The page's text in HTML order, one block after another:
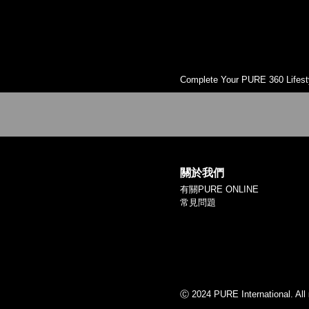
Complete Your PURE 360
關於我們
有關PURE ONLINE
常見問題
Ⓒ 2024 PURE International. All